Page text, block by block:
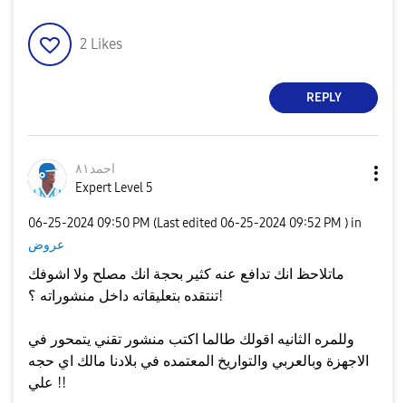
2 Likes
REPLY
احمد٨١
Expert Level 5
‎06-25-2024 09:50 PM (Last edited ‎06-25-2024 09:52 PM ) in
عروض
ماتلاحظ انك تدافع عنه كثير بحجة انك مصلح ولا اشوفك
تنتقده بتعليقاته داخل منشوراته ؟!
وللمره الثانيه اقولك طالما اكتب منشور تقني يتمحور في
الاجهزة وبالعربي والتواريخ المعتمده في بلادنا مالك اي حجه
علي !!